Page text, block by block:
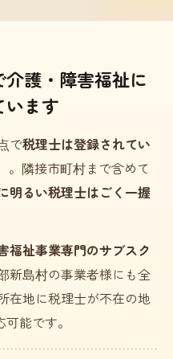
護・障害福祉に
います
で税理士は登録されてい
。隣接市町村まで含めて
明るい税理士はごく一握
福祉事業専門のサブスク
新島村の事業者様にも全
在地に税理士が不在の地
能です。